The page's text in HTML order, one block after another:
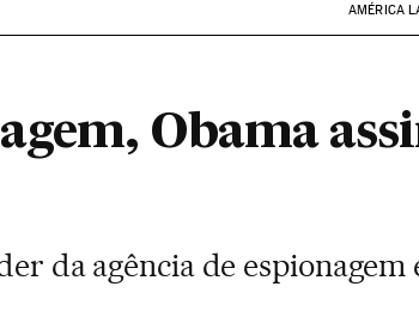
AMÉRICA
Obama
da agência de espionagem